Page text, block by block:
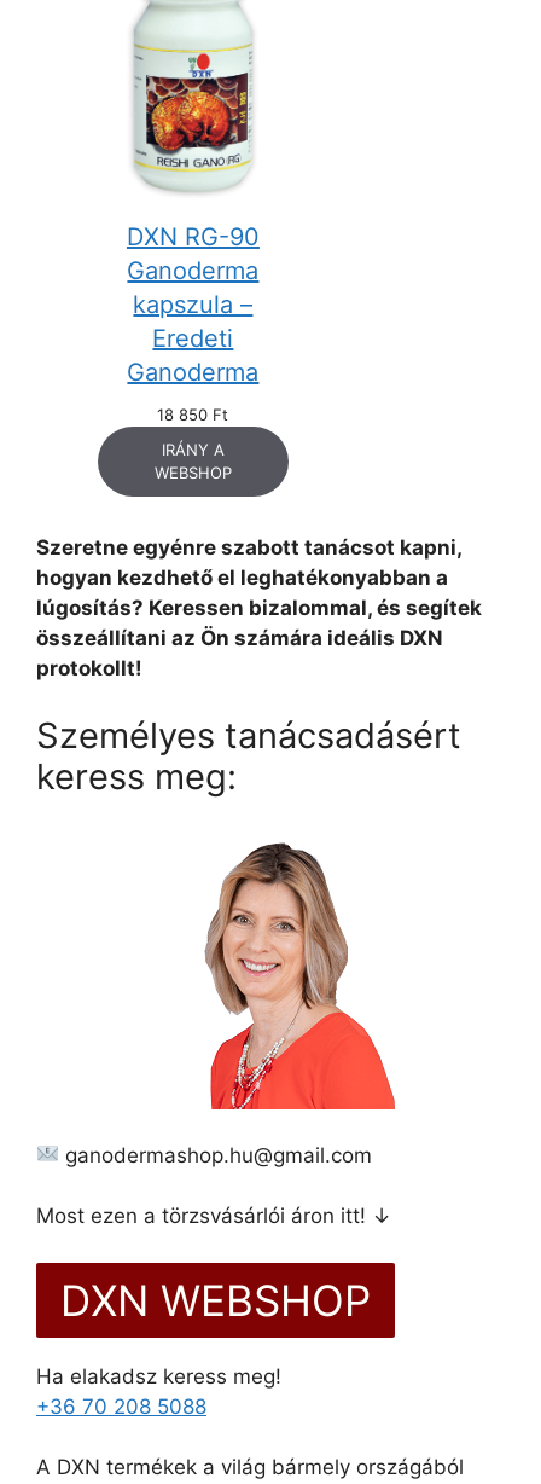
DXN RG-90
Ganoderma
kapszula –
Eredeti
Ganoderma
18 850 Ft
IRÁNY A
WEBSHOP
Szeretne egyénre szabott tanácsot kapni,
hogyan kezdhető el leghatékonyabban a
lúgosítás? Keressen bizalommal, és segítek
összeállítani az Ön számára ideális DXN
protokollt!
Személyes tanácsadásért
keress meg:
ganodermashop.hu@gmail.com
Most ezen a törzsvásárlói áron itt! ↓
DXN WEBSHOP
Ha elakadsz keress meg!
+36 70 208 5088
A DXN termékek a világ bármely országából